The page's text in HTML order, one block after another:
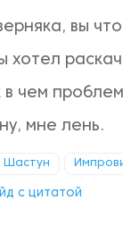
вы
хотел
чем
мне лень.
Шастун
с цитатой